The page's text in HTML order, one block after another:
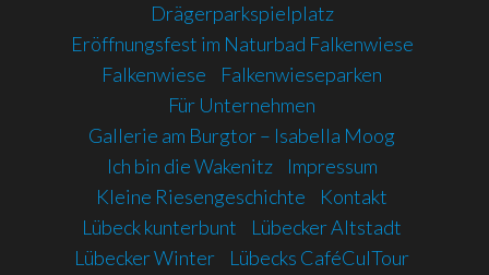
Drägerparkspielplatz
Eröffnungsfest im Naturbad Falkenwiese
Falkenwiese
Falkenwieseparken
Für Unternehmen
Gallerie am Burgtor – Isabella Moog
Ich bin die Wakenitz
Impressum
Kleine Riesengeschichte
Kontakt
Lübeck kunterbunt
Lübecker Altstadt
Lübecker Winter
Lübecks CaféCulTour